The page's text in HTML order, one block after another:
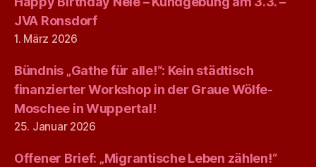
JVA Ronsdorf
1. März 2026
Bündnis „Gathe für alle!“: Kein städtisch
finanzierter Workshop in der Graue Wölfe-
Moschee in Wuppertal!
25. Januar 2026
Offener Brief: „Migrantische Leben zählen!“